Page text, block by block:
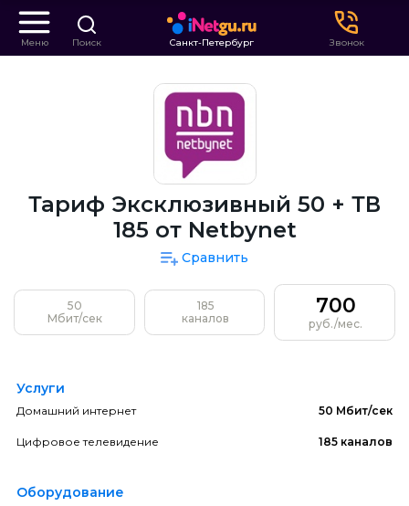
Меню Поиск Санкт-Петербург Звонок
Тариф Эксклюзивный 50 + ТВ
185 от Netbynet
Сравнить
50
Мбит/сек
185
каналов
700
руб./мес.
Услуги
Домашний интернет 50 Мбит/сек
Цифровое телевидение 185 каналов
Оборудование